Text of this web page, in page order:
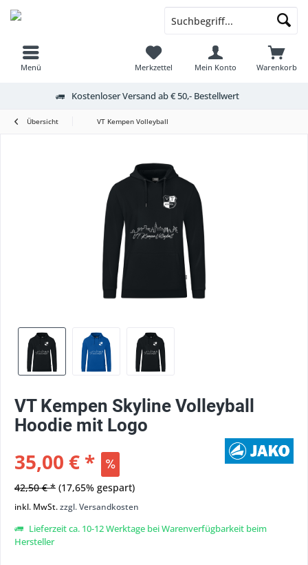
Menü Warenkorb
Merkzettel Mein Konto
Kostenloser Versand ab € 50,- Bestellwert
Übersicht VT Kempen Volleyball
VT Kempen Skyline Volleyball
Hoodie mit Logo
35,00 € *
42,50 € * (17,65% gespart)
inkl. MwSt.zzgl. Versandkosten
Lieferzeit ca. 10-12 Werktage bei Warenverfügbarkeit beim
Hersteller